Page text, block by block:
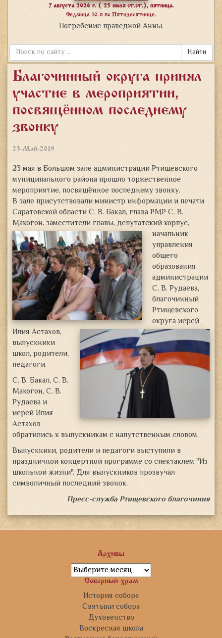
7 августа 2026 г. ( 25 июля ст.ст.), пятница.
Седмица 10-я по Пятидесятнице.
Погребение праведной Анны.
Найти
Благочинный округа принял
участие в мероприятии,
посвящённом последнему
звонку
23-Май-2019
23 мая в Большом зале администрации Ртищевского
муниципального района прошло торжественное
мероприятие, посвящённое последнему звонку.
В зале присутствовали министр информации и печати
Саратовской области С. В. Бакал, глава РМР С. В.
Макогон, заместители главы, депутатский корпус,
начальник
управления
общего
образования
администрации
С. В. Рудаева,
благочинный
Ртищевского
округаиерей
Илия Астахов,
выпускники
школ, родители,
педагоги.
С. В. Бакал, С. В.
Макогон, С. В.
Рудаева и
иерей Илия
Астахов
обратились к выпускникам с напутственным словом.
Выпускники, родители и педагоги выступили в
праздничной концертной программе со спектаклем "Из
школьной жизни". Для выпускников прозвучал
символичный последний звонок.
Пресс-служба Ртищевского благочиния
Архивы
Архивы
Соборный храм
История собора
Святыни собора
Духовенство
Воскресная школа